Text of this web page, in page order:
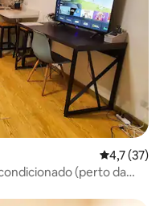
4,7 de uma
4,7 (37)
(perto da